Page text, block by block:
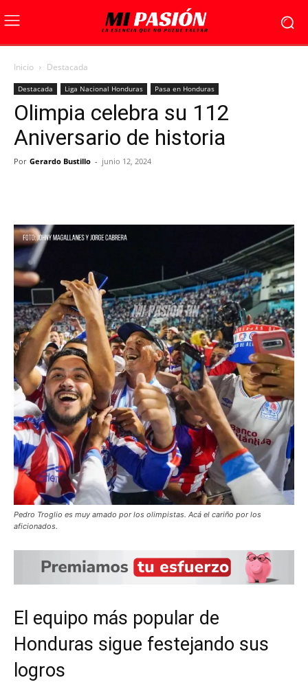
Inicio Destacada
Destacada Liga Nacional Honduras Pasa en Honduras
Olimpia celebra su 112
Aniversario de historia
Por Gerardo Bustillo - junio 12, 2024
Pedro Troglio es muy amado por los olimpistas. Acá el cariño por los
aficionados.
El equipo más popular de
Honduras sigue festejando sus
logros